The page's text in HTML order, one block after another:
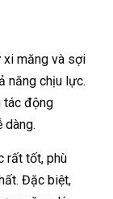
măng và sợi
năng chịu lực.
tác động
dàng.
rất tốt, phù
Đặc biệt,